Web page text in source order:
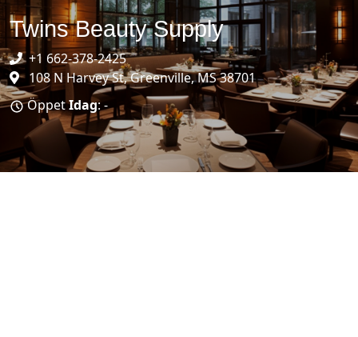
Twins Beauty Supply
+1 662-378-2425
108 N Harvey St, Greenville, MS 38701
ÖppetIdag: -